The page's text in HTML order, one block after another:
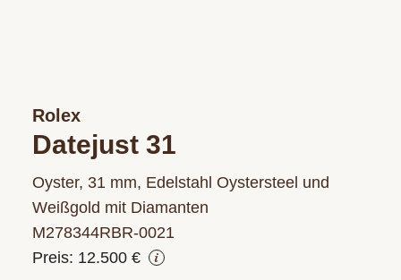
Rolex
Datejust 31
Oyster, 31 mm, Edelstahl Oystersteel und
Weißgold mit Diamanten
M278344RBR‑0021
Preis: 12.500 €